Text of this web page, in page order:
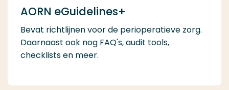
AORN eGuidelines+
Bevat richtlijnen voor de perioperatieve zorg.
Daarnaast ook nog FAQ's, audit tools,
checklists en meer.